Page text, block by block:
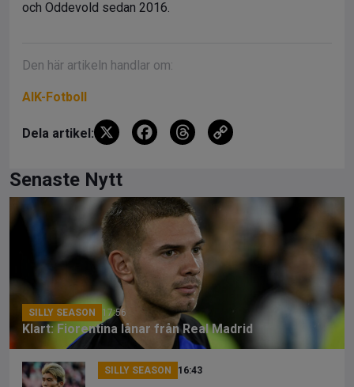
och Oddevold sedan 2016.
Den här artikeln handlar om:
AIK-Fotboll
Dela artikel: X
F
b
o
k
T
d
s
Li
n
k
Senaste Nytt
SILLY SEASON 17:56
Klart: Fiorentina lånar från Real Madrid
SILLY SEASON 16:43